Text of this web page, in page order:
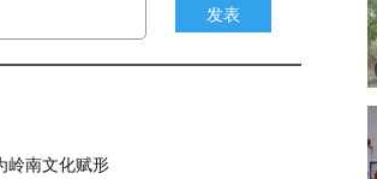
发表
岭南文化赋形